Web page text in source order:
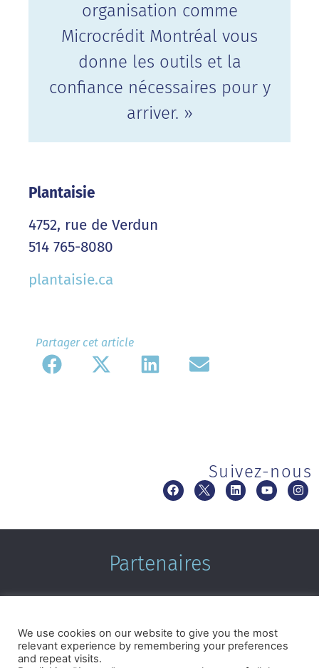
organisation comme
Microcrédit Montréal vous
donne les outils et la
confiance nécessaires pour y
arriver. »
Plantaisie
4752, rue de Verdun
514 765-8080
plantaisie.ca
Partager cet article​
Suivez-nous
Partenaires
We use cookies on our website to give you the most
relevant experience by remembering your preferences
and repeat visits.